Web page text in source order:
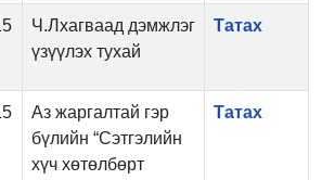
Ч.Лхагваад дэмжлэг
үзүүлэх тухай
Татах
Аз жаргалтай гэр
бүлийн “Сэтгэлийн
хүч хөтөлбөрт
Татах